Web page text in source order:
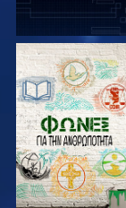
ΕΞΕΡΕΥΝΗΣΤΕ ΤΗ
ΣΕΙΡΑ